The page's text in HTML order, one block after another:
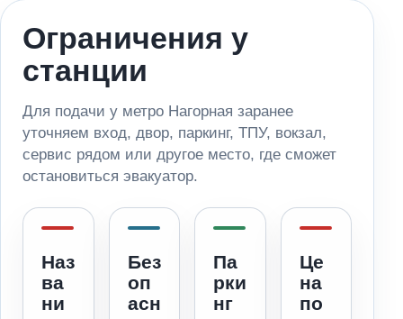
Ограничения у
станции
Для подачи у метро Нагорная заранее
уточняем вход, двор, паркинг, ТПУ, вокзал,
сервис рядом или другое место, где сможет
остановиться эвакуатор.
Наз
ва
ни
Без
оп
асн
Па
рки
нг
Це
на
по